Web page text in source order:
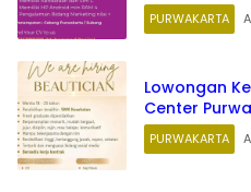
PURWAKARTA
Lowongan
Center
PURWAKARTA